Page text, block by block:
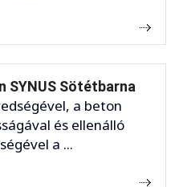
SYNUS Sötétbarna
a beton
és ellenálló
a ...